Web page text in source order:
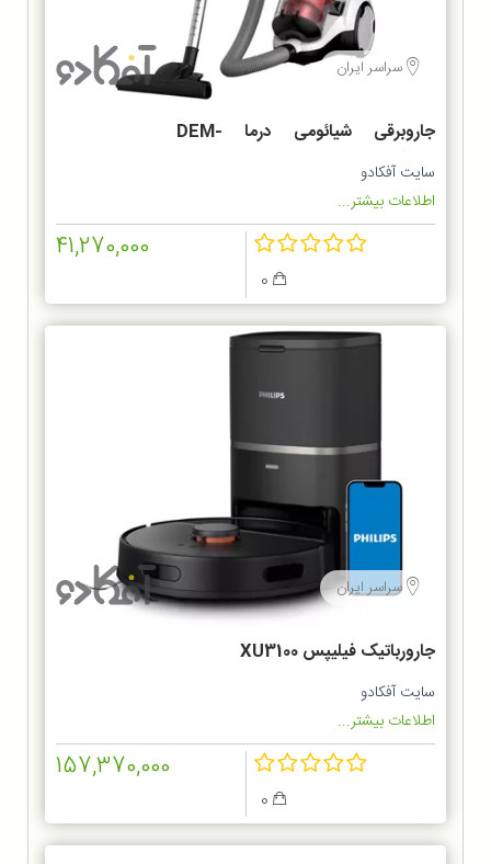
سراسر ایران
جاروبرقی شیائومی درما DEM-
TJ301W
سایت آفکادو
اطلاعات بیشتر...
41,270,000
سراسر ایران
جارورباتیک فیلیپس XU3100
سایت آفکادو
اطلاعات بیشتر...
157,370,000